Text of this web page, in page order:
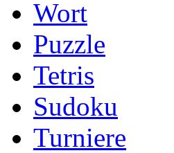
Wort
Puzzle
Tetris
Sudoku
Turniere